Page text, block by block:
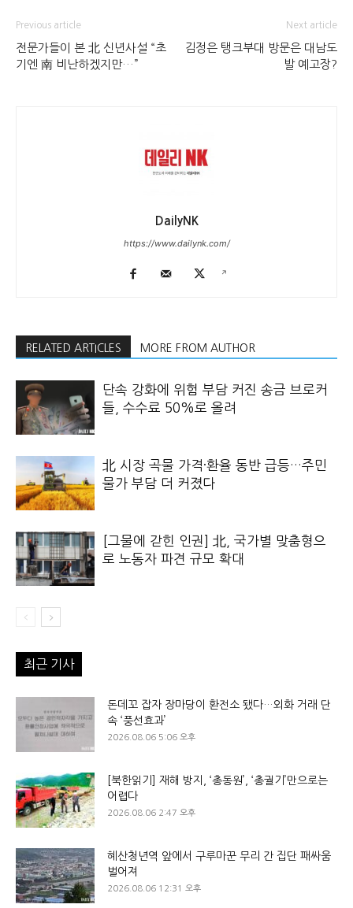
Previous article
전문가들이 본 北 신년사설 “초
기엔 南 비난하겠지만…”
Next article
김정은 탱크부대 방문은 대남도
발 예고장?
DailyNK
https://www.dailynk.com/
RELATED ARTICLES MORE FROM AUTHOR
단속 강화에 위험 부담 커진 송금 브로커
들, 수수료 50%로 올려
北 시장 곡물 가격·환율 동반 급등…주민
물가 부담 더 커졌다
[그물에 갇힌 인권] 北, 국가별 맞춤형으
로 노동자 파견 규모 확대
최근 기사
돈데꼬 잡자 장마당이 환전소 됐다…외화 거래 단
속 ‘풍선효과’
2026.08.06 5:06 오후
[북한읽기] 재해 방지, ‘총동원’, ‘총궐기’만으로는
어렵다
2026.08.06 2:47 오후
혜산청년역 앞에서 구루마꾼 무리 간 집단 패싸움
벌어져
2026.08.06 12:31 오후